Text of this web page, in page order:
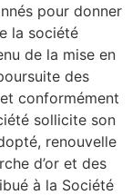
pour donner
la société
de la mise en
des
conformément
sollicite son
renouvelle
d’or et des
à la Société